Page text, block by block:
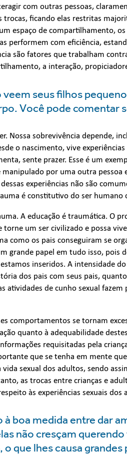
com outras pessoas,
trocas, ficando elas restritas
espaço de compartilhamento,
performem com eficiência,
são fatores que trabalham
a interação,
seus filhos
Você pode comentar
Nossa sobrevivência depende,
o nascimento, vive experiências
sente prazer. Esse é um
por uma outra pessoa
experiências não são
é constitutivo do ser humano
A educação é traumática. O
um ser civilizado e possa
como os pais conseguiram se
grande papel em tudo isso, pois
inseridos. A intensidade
dos pais com seus pais,
de cunho sexual fazem
comportamentos se tornam
quanto à adequabilidade
requisitadas pela
que se tenha em mente
sexual dos adultos, sendo
as trocas entre crianças e
às experiências sexuais dos
boa medida entre dar
não cresçam
que lhes causa grandes